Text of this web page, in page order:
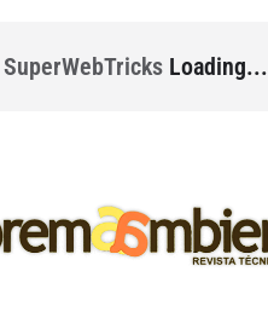
SuperWebTricksLoading...